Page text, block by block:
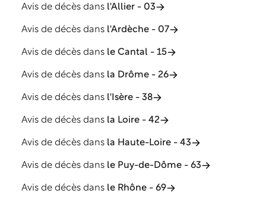
Avis de décès dans l'Allier - 03
Avis de décès dans l'Ardèche - 07
Avis de décès dans le Cantal - 15
Avis de décès dans la Drôme - 26
Avis de décès dans l'Isère - 38
Avis de décès dans la Loire - 42
Avis de décès dans la Haute-Loire - 43
Avis de décès dans le Puy-de-Dôme - 63
Avis de décès dans le Rhône - 69